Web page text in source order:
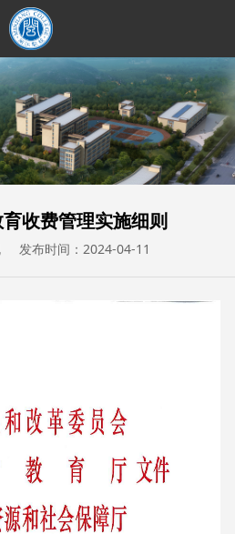
收费管理实施细则
发布时间：2024-04-11